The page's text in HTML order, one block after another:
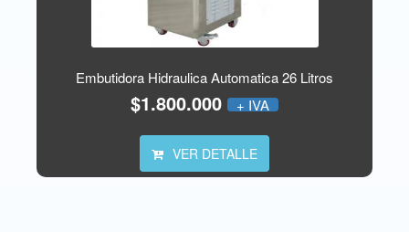
Embutidora Hidraulica Automatica 26 Litros
$1.800.000 + IVA
VER DETALLE